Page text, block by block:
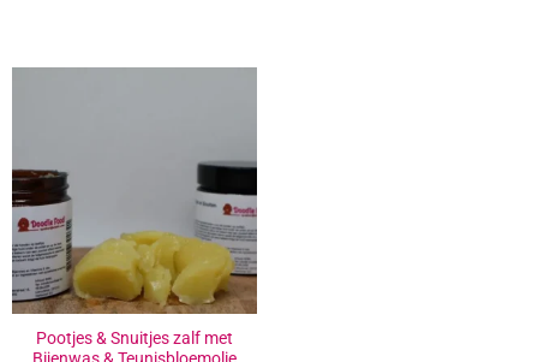
Pootjes & Snuitjes zalf met
Bijenwas & Teunisbloemolie